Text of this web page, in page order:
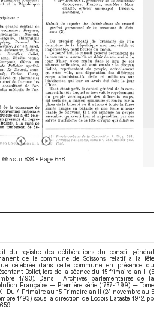
665 sur 838 • Page 658
du registre des délibérations du conseil général
de la commune de Soissons relatif à la fête
célébrée dans cette commune en présence du
Bollet, lors de la séance du 15 frimaire an II (5
1793). Dans : Archives parlementaires de la
Française — Première série (1787-1799) — Tome
- Du 4 Frimaire au 15 Frimaire an II (24 novembre au 5
1793) , sous la direction de Lodoïs Lataste. 1912. pp.